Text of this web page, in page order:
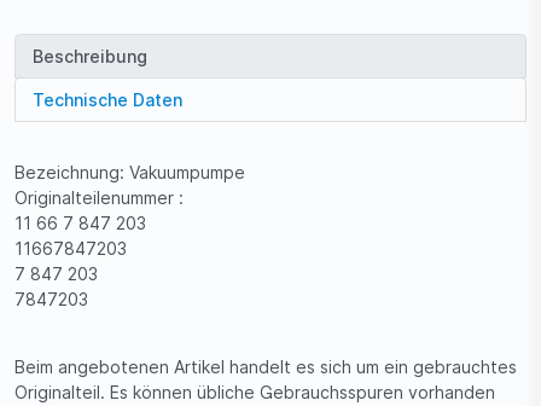
Beschreibung
Technische Daten
Bezeichnung: Vakuumpumpe
Originalteilenummer :
11 66 7 847 203
11667847203
7 847 203
7847203
Beim angebotenen Artikel handelt es sich um ein gebrauchtes
Originalteil. Es können übliche Gebrauchsspuren vorhanden